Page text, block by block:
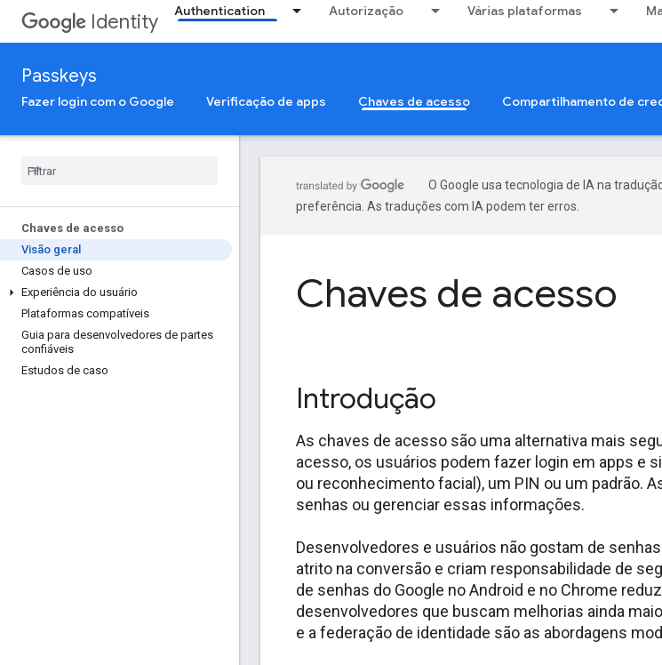
Identity Authentication Autorização Várias plataformas
Passkeys
Fazer login com o Google Verificação de apps Chaves de acesso Compartilhamento de
Chaves de acesso
Visão geral
Casos de uso
Experiência do usuário
Plataformas compatíveis
Guia para desenvolvedores de partes
confiáveis
Estudos de caso
O Google usa tecnologia de IA na
preferência. As traduções com IA podem ter erros.
Chaves de acesso
Introdução
As chaves de acesso são uma alternativa mais
acesso, os usuários podem fazer login em apps e
ou reconhecimento facial), um PIN ou um padrão.
senhas ou gerenciar essas informações.
Desenvolvedores e usuários não gostam de
atrito na conversão e criam responsabilidade de
de senhas do Google no Android e no Chrome
desenvolvedores que buscam melhorias ainda
e a federação de identidade são as abordagens